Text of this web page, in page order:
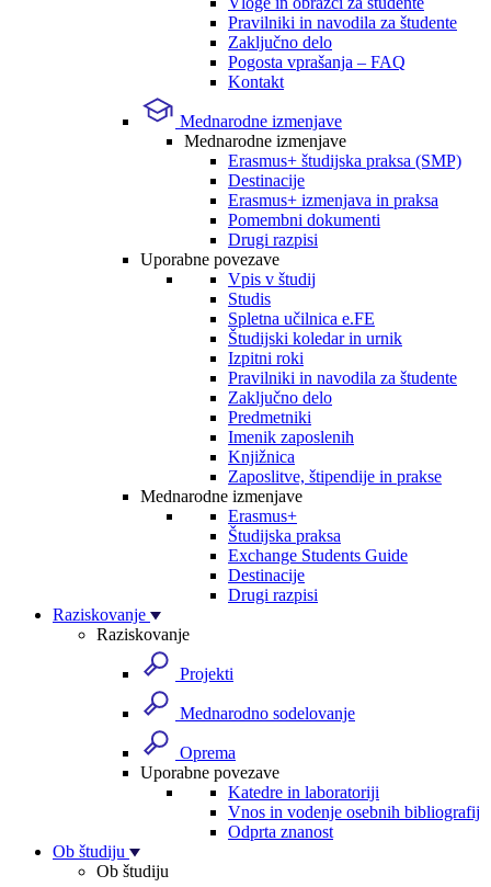
Pravilniki in navodila za študente
Zaključno delo
Pogosta vprašanja – FAQ
Kontakt
Mednarodne izmenjave
Mednarodne izmenjave
Erasmus+ študijska praksa (SMP)
Destinacije
Erasmus+ izmenjava in praksa
Pomembni dokumenti
Drugi razpisi
Uporabne povezave
Vpis v študij
Studis
Spletna učilnica e.FE
Študijski koledar in urnik
Izpitni roki
Pravilniki in navodila za študente
Zaključno delo
Predmetniki
Imenik zaposlenih
Knjižnica
Zaposlitve, štipendije in prakse
Mednarodne izmenjave
Erasmus+
Študijska praksa
Exchange Students Guide
Destinacije
Drugi razpisi
Raziskovanje
Raziskovanje
Projekti
Mednarodno sodelovanje
Oprema
Uporabne povezave
Katedre in laboratoriji
Vnos in vodenje osebnih bibliografij
Odprta znanost
Ob študiju
Ob študiju